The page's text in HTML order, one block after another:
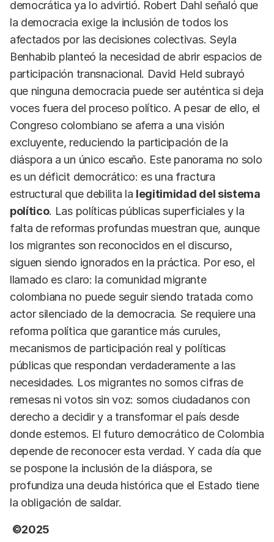
democrática ya lo advirtió. Robert Dahl señaló que
la democracia exige la inclusión de todos los
afectados por las decisiones colectivas. Seyla
Benhabib planteó la necesidad de abrir espacios de
participación transnacional. David Held subrayó
que ninguna democracia puede ser auténtica si deja
voces fuera del proceso político. A pesar de ello, el
Congreso colombiano se aferra a una visión
excluyente, reduciendo la participación de la
diáspora a un único escaño. Este panorama no solo
es un déficit democrático: es una fractura
estructural que debilita la legitimidad del sistema
político. Las políticas públicas superficiales y la
falta de reformas profundas muestran que, aunque
los migrantes son reconocidos en el discurso,
siguen siendo ignorados en la práctica. Por eso, el
llamado es claro: la comunidad migrante
colombiana no puede seguir siendo tratada como
actor silenciado de la democracia. Se requiere una
reforma política que garantice más curules,
mecanismos de participación real y políticas
públicas que respondan verdaderamente a las
necesidades. Los migrantes no somos cifras de
remesas ni votos sin voz: somos ciudadanos con
derecho a decidir y a transformar el país desde
donde estemos. El futuro democrático de Colombia
depende de reconocer esta verdad. Y cada día que
se pospone la inclusión de la diáspora, se
profundiza una deuda histórica que el Estado tiene
la obligación de saldar.
©2025